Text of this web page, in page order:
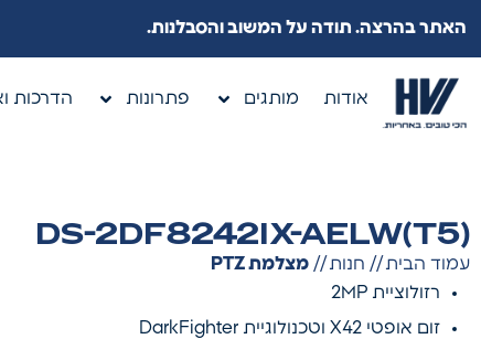
האתר בהרצה. תודה על המשוב והסבלנות.
אודות מותגים פתרונות הדרכות
DS-2DF8242IX-AELW(T5)
עמוד הבית// חנות// מצלמת PTZ
רזולוציית 2MP
זום אופטי X42 וטכנולוגיית DarkFighter